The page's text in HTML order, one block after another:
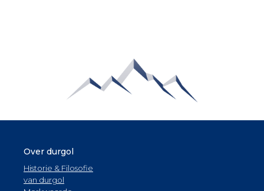
Over durgol
Historie & Filosofie
van durgol